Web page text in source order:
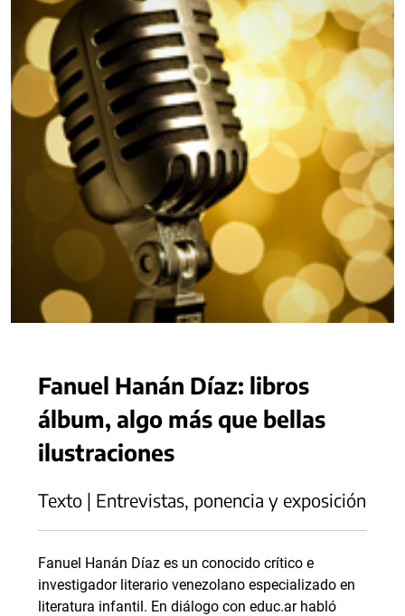
Fanuel Hanán Díaz: libros
álbum, algo más que bellas
ilustraciones
Texto | Entrevistas, ponencia y exposición
Fanuel Hanán Díaz es un conocido crítico e
investigador literario venezolano especializado en
literatura infantil. En diálogo con educ.ar habló